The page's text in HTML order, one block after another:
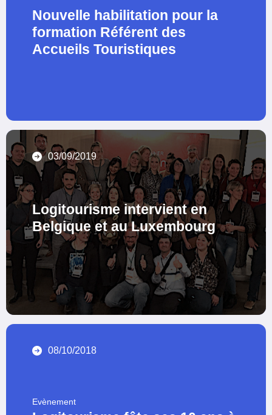
Nouvelle habilitation pour la
formation Référent des
Accueils Touristiques
03/09/2019
Logitourisme intervient en
Belgique et au Luxembourg
08/10/2018
Evènement